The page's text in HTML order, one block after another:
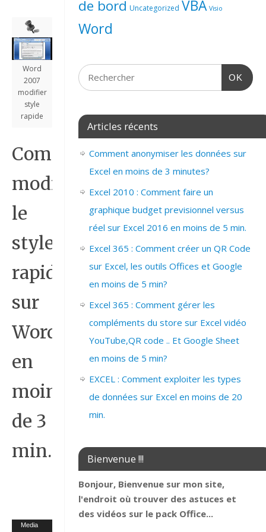
Word
2007
modifier
style
rapide
Comment
modifier
le
style
rapide
sur
Word
en
moins
de 3
min.
Lecteur
Media
de bord Uncategorized VBA Visio
Word
OK
Articles récents
Comment anonymiser les données sur
Excel en moins de 3 minutes?
Excel 2010 : Comment faire un
graphique budget previsionnel versus
réel sur Excel 2016 en moins de 5 min.
Excel 365 : Comment créer un QR Code
sur Excel, les outils Offices et Google
en moins de 5 min?
Excel 365 : Comment gérer les
compléments du store sur Excel vidéo
YouTube,QR code .. Et Google Sheet
en moins de 5 min?
EXCEL : Comment exploiter les types
de données sur Excel en moins de 20
min.
Bienvenue !!!
Bonjour, Bienvenue sur mon site,
l'endroit où trouver des astuces et
des vidéos sur le pack Office...